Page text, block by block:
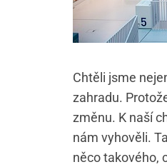
Chtěli jsme
zahradu.
změnu. K naší
nám vyhověli.
něco takového,